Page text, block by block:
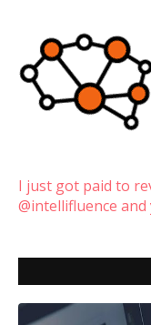
I just got paid to
@intellifluence and